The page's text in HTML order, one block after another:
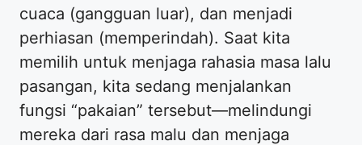
cuaca (gangguan luar), dan menjadi
perhiasan (memperindah). Saat kita
memilih untuk menjaga rahasia masa lalu
pasangan, kita sedang menjalankan
fungsi “pakaian” tersebut—melindungi
mereka dari rasa malu dan menjaga